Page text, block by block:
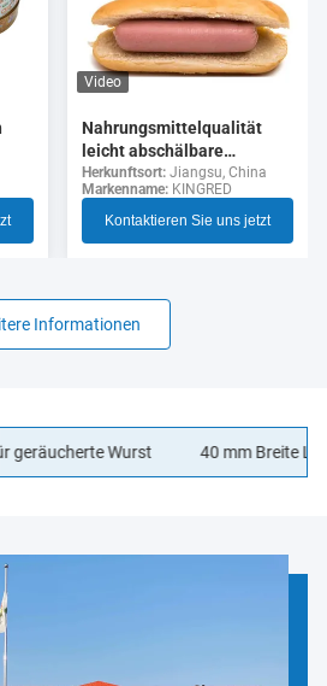
Video
Nahrungsmittelqualität
leicht abschälbare
durchsichtige Zellulose-
Wurst-Hülle für Hotdogs
Herkunftsort: Jiangsu, China
Markenname: KINGRED
Kontaktieren Sie uns jetzt
Informationen
Wurst 40 mm Breite LOGO